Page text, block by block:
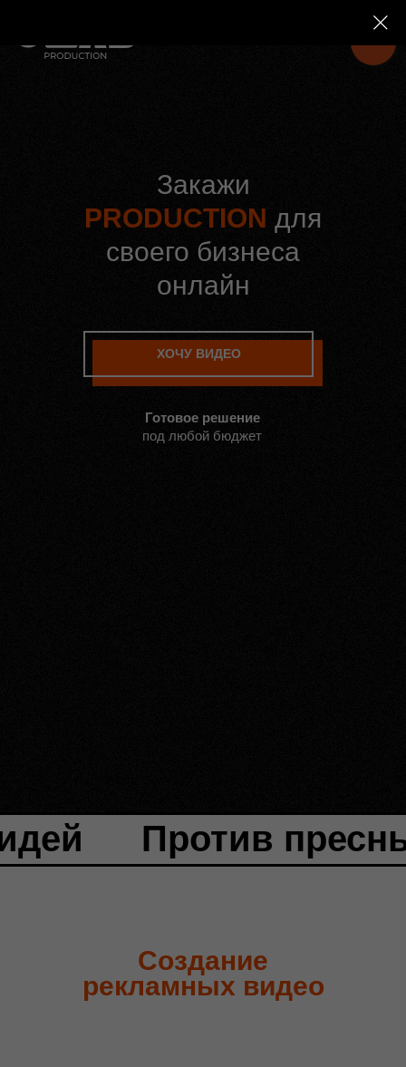
ХОЧУ ВИДЕО
Закажи
PRODUCTION для
своего бизнеса
онлайн
Готовое решение
под любой бюджет
Против
Создание
рекламных видео